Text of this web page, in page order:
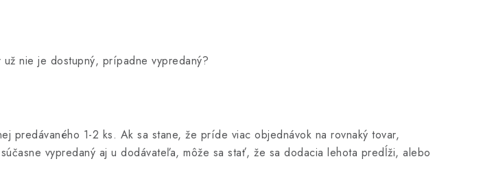
nie je dostupný, prípadne vypredaný?
predávaného 1-2 ks. Ak sa stane, že príde viac objednávok na rovnaký tovar,
vypredaný aj u dodávateľa, môže sa stať, že sa dodacia lehota predĺži, alebo